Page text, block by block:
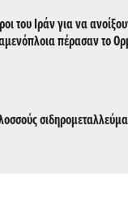
του Ιράν για να
πέρασαν το